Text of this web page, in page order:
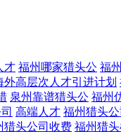
才 福州哪家猎头公 福
外高层次人才引进计划
泉州靠谱猎头公 福州
高端人才 福州猎头
猎头公司收费 福州猎